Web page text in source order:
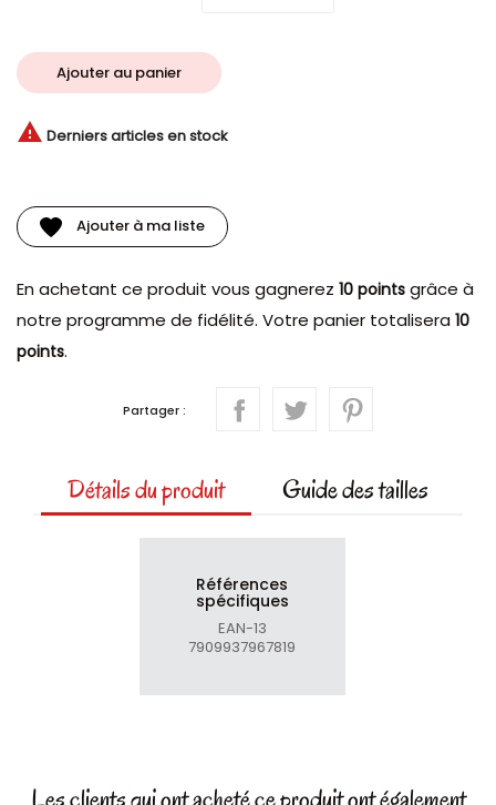
Ajouter au panier
 Derniers articles en stock
Ajouter à ma liste
En achetant ce produit vous gagnerez 10 points grâce à
notre programme de fidélité. Votre panier totalisera 10
points.
Partager :
Détails du produit Guide des tailles
Références
spécifiques
EAN-13
7909937967819